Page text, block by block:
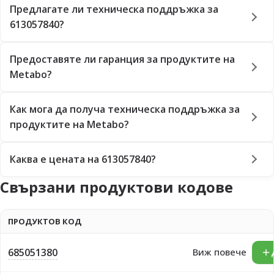
Предлагате ли техническа поддръжка за
613057840?
Предоставяте ли гаранция за продуктите на
Metabo?
Как мога да получа техническа поддръжка за
продуктите на Metabo?
Каква е цената на 613057840?
Свързани продуктови кодове
ПРОДУКТОВ КОД
685051380 Виж повече